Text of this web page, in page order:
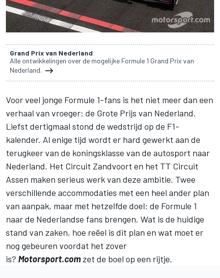
Grand Prix van Nederland
Alle ontwikkelingen over de mogelijke Formule 1 Grand Prix van
Nederland.
Voor veel jonge Formule 1-fans is het niet meer dan een
verhaal van vroeger: de Grote Prijs van Nederland.
Liefst dertigmaal stond de wedstrijd op de F1-
kalender. Al enige tijd wordt er hard gewerkt aan de
terugkeer van de koningsklasse van de autosport naar
Nederland. Het Circuit Zandvoort en het TT Circuit
Assen maken serieus werk van deze ambitie. Twee
verschillende accommodaties met een heel ander plan
van aanpak, maar met hetzelfde doel: de Formule 1
naar de Nederlandse fans brengen. Wat is de huidige
stand van zaken, hoe reëel is dit plan en wat moet er
nog gebeuren voordat het zover
is? Motorsport.comzet de boel op een rijtje.